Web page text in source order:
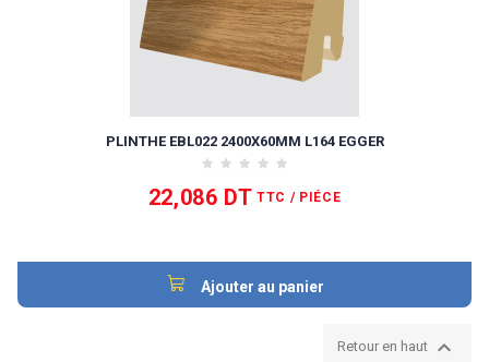
PLINTHE EBL022 2400X60MM L164 EGGER
22,086 DT TTC / PIÉCE
Ajouter au panier
Retour en haut 